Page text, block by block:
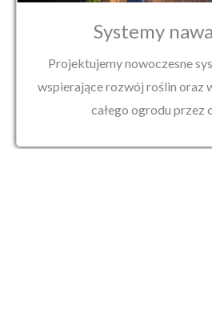
Systemy
Projektujemy nowoczesne
wspierające rozwój roślin oraz
całego ogrodu przez